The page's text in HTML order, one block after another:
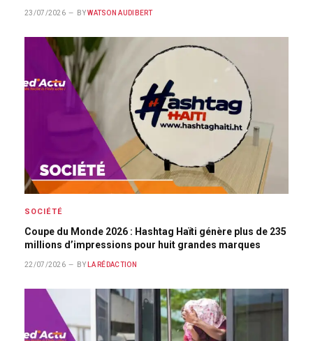
23/07/2026 BY WATSON AUDIBERT
SOCIÉTÉ
Coupe du Monde 2026 : Hashtag Haïti génère plus de 235
millions d’impressions pour huit grandes marques
22/07/2026 BY LA RÉDACTION